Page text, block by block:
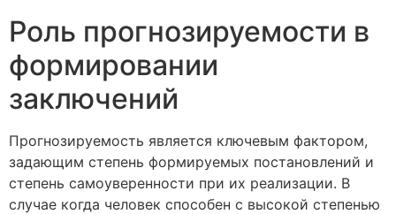
Роль прогнозируемости в
формировании
заключений
Прогнозируемость является ключевым фактором,
задающим степень формируемых постановлений и
степень самоуверенности при их реализации. В
случае когда человек способен с высокой степенью